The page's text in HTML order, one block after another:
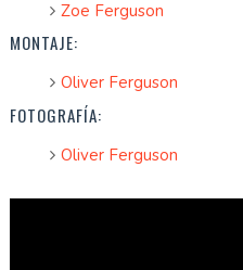
Zoe Ferguson
MONTAJE:
Oliver Ferguson
FOTOGRAFÍA:
Oliver Ferguson